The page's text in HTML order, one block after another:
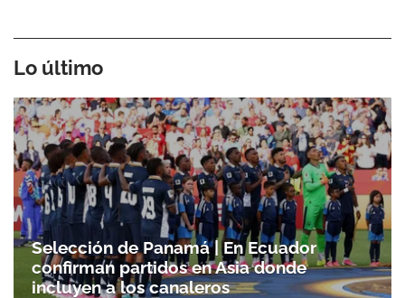
Lo último
Selección de Panamá | En Ecuador
confirman partidos en Asia donde
incluyen a los canaleros